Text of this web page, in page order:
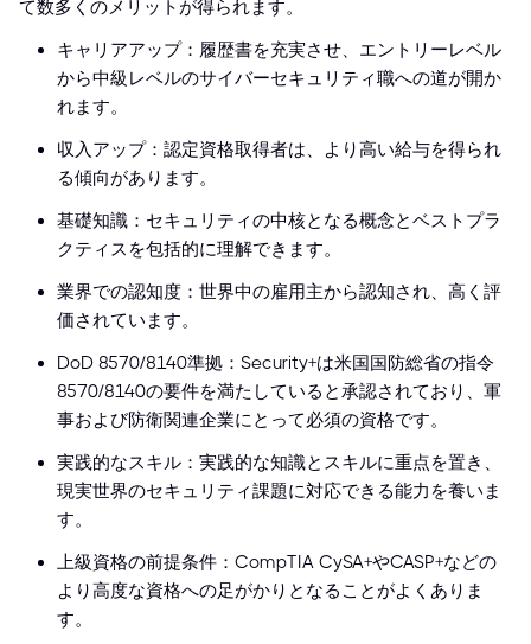
て数多くのメリットが得られます。
キャリアアップ：履歴書を充実させ、エントリーレベル
から中級レベルのサイバーセキュリティ職への道が開か
れます。
収入アップ：認定資格取得者は、より高い給与を得られ
る傾向があります。
基礎知識：セキュリティの中核となる概念とベストプラ
クティスを包括的に理解できます。
業界での認知度：世界中の雇用主から認知され、高く評
価されています。
DoD 8570/8140準拠：Security+は米国国防総省の指令
8570/8140の要件を満たしていると承認されており、軍
事および防衛関連企業にとって必須の資格です。
実践的なスキル：実践的な知識とスキルに重点を置き、
現実世界のセキュリティ課題に対応できる能力を養いま
す。
上級資格の前提条件：CompTIA CySA+やCASP+などの
より高度な資格への足がかりとなることがよくありま
す。